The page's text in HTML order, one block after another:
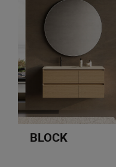
BLOCK